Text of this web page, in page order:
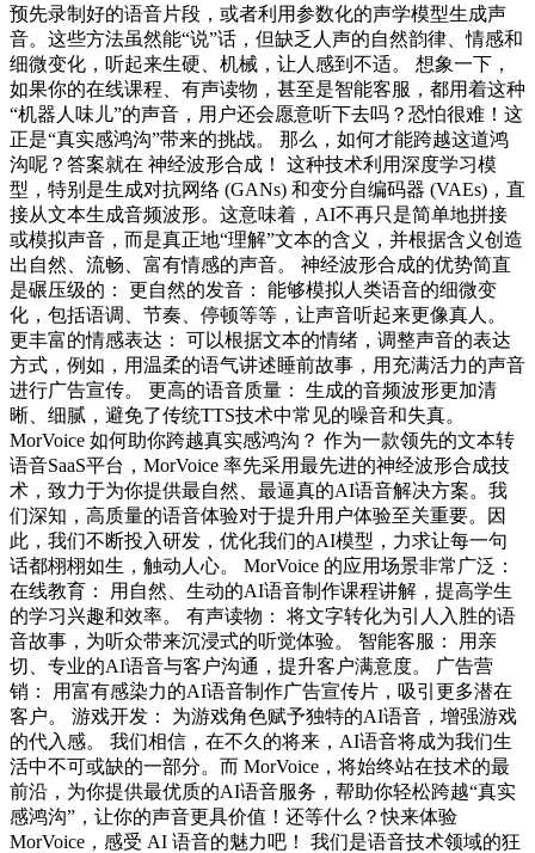
预先录制好的语音片段，或者利用参数化的声学模型生成声
音。这些方法虽然能“说”话，但缺乏人声的自然韵律、情感和
细微变化，听起来生硬、机械，让人感到不适。 想象一下，
如果你的在线课程、有声读物，甚至是智能客服，都用着这种
“机器人味儿”的声音，用户还会愿意听下去吗？恐怕很难！这
正是“真实感鸿沟”带来的挑战。 那么，如何才能跨越这道鸿
沟呢？答案就在 神经波形合成！ 这种技术利用深度学习模
型，特别是生成对抗网络 (GANs) 和变分自编码器 (VAEs)，直
接从文本生成音频波形。这意味着，AI不再只是简单地拼接
或模拟声音，而是真正地“理解”文本的含义，并根据含义创造
出自然、流畅、富有情感的声音。 神经波形合成的优势简直
是碾压级的： 更自然的发音： 能够模拟人类语音的细微变
化，包括语调、节奏、停顿等等，让声音听起来更像真人。
更丰富的情感表达： 可以根据文本的情绪，调整声音的表达
方式，例如，用温柔的语气讲述睡前故事，用充满活力的声音
进行广告宣传。 更高的语音质量： 生成的音频波形更加清
晰、细腻，避免了传统TTS技术中常见的噪音和失真。
MorVoice 如何助你跨越真实感鸿沟？ 作为一款领先的文本转
语音SaaS平台，MorVoice 率先采用最先进的神经波形合成技
术，致力于为你提供最自然、最逼真的AI语音解决方案。我
们深知，高质量的语音体验对于提升用户体验至关重要。因
此，我们不断投入研发，优化我们的AI模型，力求让每一句
话都栩栩如生，触动人心。 MorVoice 的应用场景非常广泛：
在线教育： 用自然、生动的AI语音制作课程讲解，提高学生
的学习兴趣和效率。 有声读物： 将文字转化为引人入胜的语
音故事，为听众带来沉浸式的听觉体验。 智能客服： 用亲
切、专业的AI语音与客户沟通，提升客户满意度。 广告营
销： 用富有感染力的AI语音制作广告宣传片，吸引更多潜在
客户。 游戏开发： 为游戏角色赋予独特的AI语音，增强游戏
的代入感。 我们相信，在不久的将来，AI语音将成为我们生
活中不可或缺的一部分。而 MorVoice，将始终站在技术的最
前沿，为你提供最优质的AI语音服务，帮助你轻松跨越“真实
感鸿沟”，让你的声音更具价值！还等什么？快来体验
MorVoice，感受 AI 语音的魅力吧！ 我们是语音技术领域的狂